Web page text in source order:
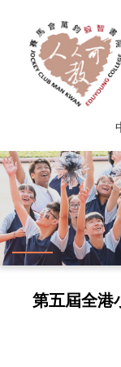
第五屆全港